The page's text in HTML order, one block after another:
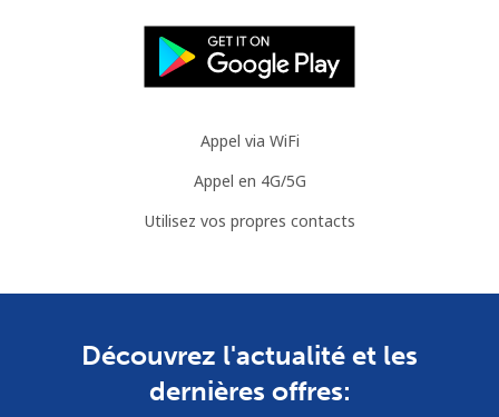
Appel via WiFi
Appel en 4G/5G
Utilisez vos propres contacts
Découvrez l'actualité et les
dernières offres: